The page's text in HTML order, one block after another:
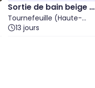
Sortie de bain beige o
urson
Tournefeuille (Haute-
Garonne)
13 jours